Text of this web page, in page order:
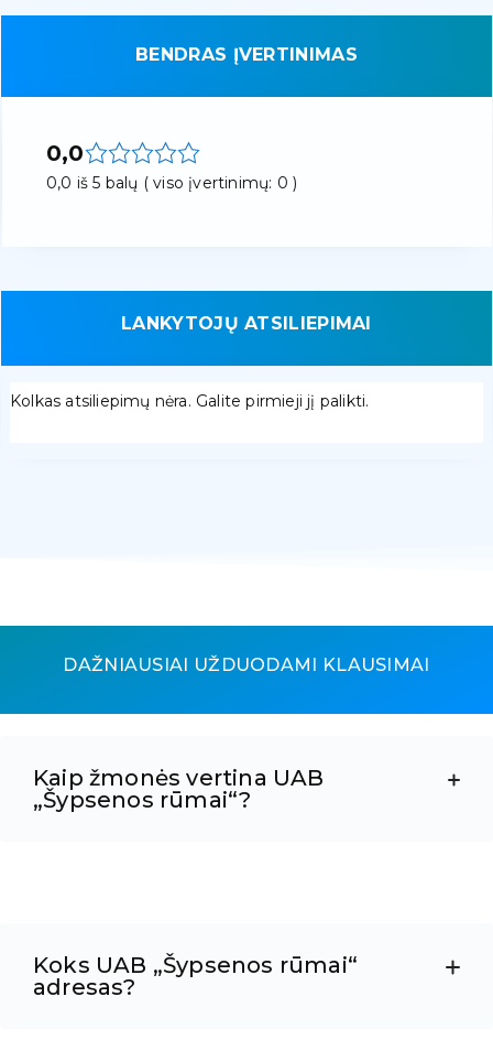
BENDRAS ĮVERTINIMAS
0,0
0,0 iš 5 balų ( viso įvertinimų: 0 )
LANKYTOJŲ ATSILIEPIMAI
Kolkas atsiliepimų nėra. Galite pirmieji jį palikti.
DAŽNIAUSIAI UŽDUODAMI KLAUSIMAI
Kaip žmonės vertina UAB
„Šypsenos rūmai“?
Koks UAB „Šypsenos rūmai“
adresas?